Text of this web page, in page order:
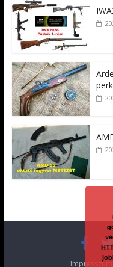
Impresszum